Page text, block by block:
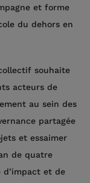
et forme
du dehors en
souhaite
acteurs de
au sein des
partagée
et essaimer
de quatre
d’impact et de